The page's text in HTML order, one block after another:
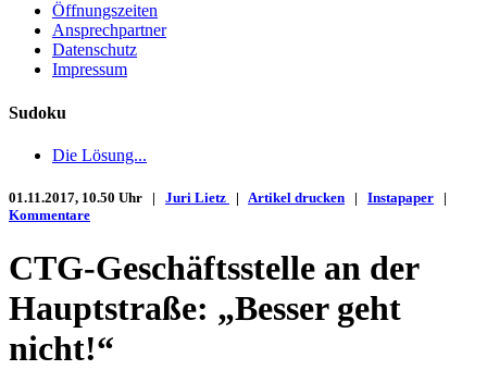
Öffnungszeiten
Ansprechpartner
Datenschutz
Impressum
Sudoku
Die Lösung...
01.11.2017, 10.50 Uhr | Juri Lietz | Artikel drucken | Instapaper |
Kommentare
CTG-Geschäftsstelle an der
Hauptstraße: „Besser geht
nicht!“